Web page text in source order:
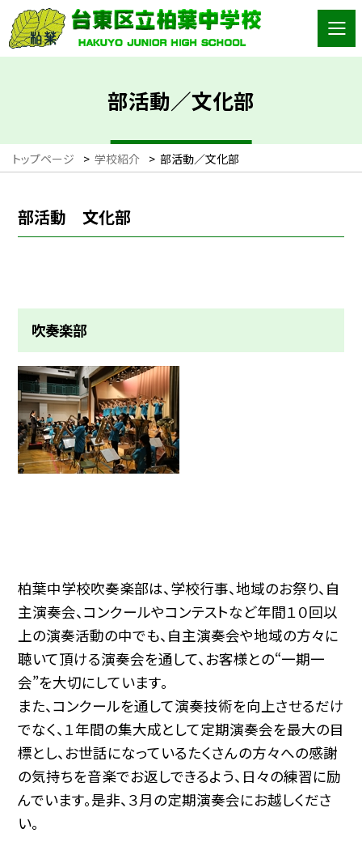
部活動／文化部
トップページ > 学校紹介 > 部活動／文化部
部活動 文化部
吹奏楽部
柏葉中学校吹奏楽部は、学校行事、地域のお祭り、自
主演奏会、コンクールやコンテストなど年間１０回以
上の演奏活動の中でも、自主演奏会や地域の方々に
聴いて頂ける演奏会を通して、お客様との“一期一
会”を大切にしています。
また、コンクールを通して演奏技術を向上させるだけ
でなく、１年間の集大成として定期演奏会を最大の目
標とし、お世話になっているたくさんの方々への感謝
の気持ちを音楽でお返しできるよう、日々の練習に励
んでいます。是非、３月の定期演奏会にお越しくださ
い。